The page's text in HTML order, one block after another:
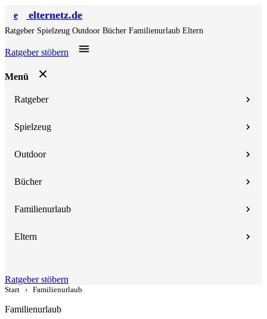
e elternetz.de
Ratgeber Spielzeug Outdoor Bücher Familienurlaub Eltern
Ratgeber stöbern
Menü
Ratgeber
Spielzeug
Outdoor
Bücher
Familienurlaub
Eltern
Ratgeber stöbern
Start › Familienurlaub
Familienurlaub